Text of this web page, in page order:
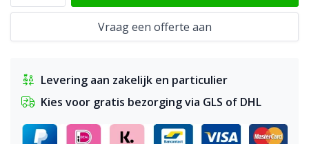
Vraag een offerte aan
Levering aan zakelijk en particulier
Kies voor gratis bezorging via GLS of DHL